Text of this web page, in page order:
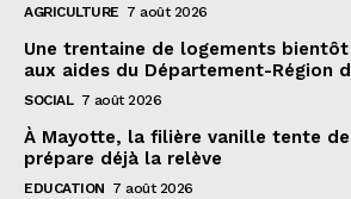
AGRICULTURE 7 août 2026
Une trentaine de logements bientôt
aux aides du Département-Région
SOCIAL 7 août 2026
À Mayotte, la filière vanille tente
prépare déjà la relève
EDUCATION 7 août 2026